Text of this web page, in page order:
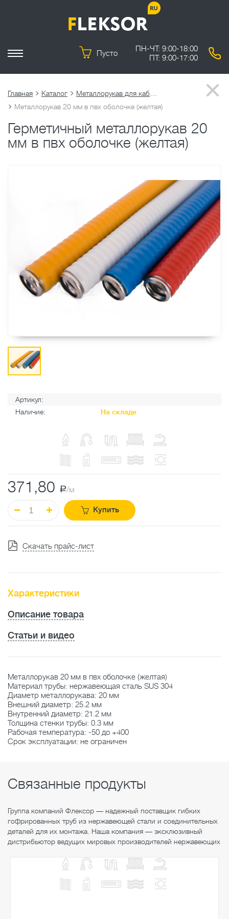
Пусто
ПН-ЧТ: 9:00-18:00
ПТ: 9:00-17:00
Главная Каталог
Металлорукав 20 мм в пвх оболочке (желтая)
Герметичный металлорукав 20
мм в пвх оболочке (желтая)
Артикул:
Наличие:
На складе
371,80 a/м
Купить
Скачать прайс-лист
Характеристики
Описание товара
Статьи и видео
Металлорукав 20 мм в пвх оболочке (желтая)
Материал трубы: нержавеющая сталь SUS 304
Диаметр металлорукава: 20 мм
Внешний диаметр: 25.2 мм
Внутренний диаметр: 21.2 мм
Толщина стенки трубы: 0.3 мм
Рабочая температура: -50 до +400
Срок эксплуатации: не ограничен
Связанные продукты
Группа компаний Флексор — надежный поставщик гибких
гофрированных труб из нержавеющей стали и соединительных
деталей для их монтажа. Наша компания — эксклюзивный
дистрибьютор ведущих мировых производителей нержавеющих